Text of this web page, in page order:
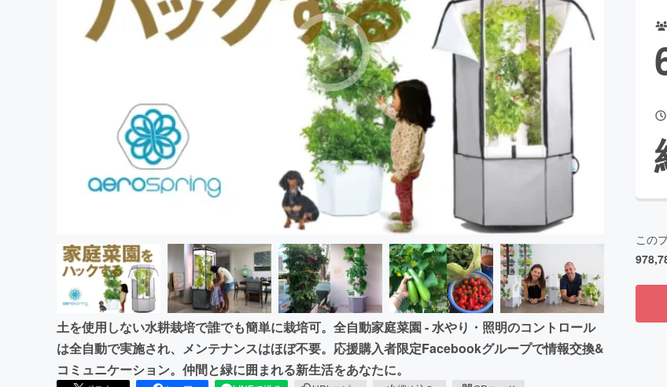
ビジネス・起業 チャレンジ ビューティー・
CAMPFIRE for Social Good
CAMPFIRE Creation
CAMPFIREふるさと納税machi-ya
土を使用しない水耕栽培で誰でも簡単に栽培可。全自動家庭菜園 - 水やり・照明のコントロール
は全自動で実施され、メンテナンスはほぼ不要。応援購入者限定Facebookグループで情報交換&
コミュニケーション。仲間と緑に囲まれる新生活をあなたに。
この